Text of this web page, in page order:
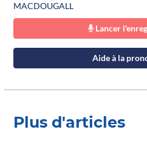
MACDOUGALL
Lancer
Aide à la
Plus d'articles